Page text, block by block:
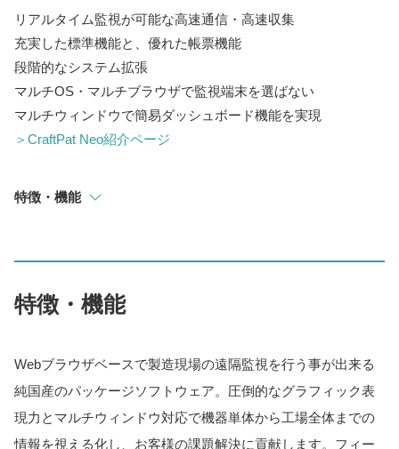
リアルタイム監視が可能な高速通信・高速収集
充実した標準機能と、優れた帳票機能
段階的なシステム拡張
マルチOS・マルチブラウザで監視端末を選ばない
マルチウィンドウで簡易ダッシュボード機能を実現
＞CraftPat Neo紹介ページ
特徴・機能
特徴・機能
Webブラウザベースで製造現場の遠隔監視を行う事が出来る
純国産のパッケージソフトウェア。圧倒的なグラフィック表
現力とマルチウィンドウ対応で機器単体から工場全体までの
情報を視える化し、お客様の課題解決に貢献します。フィー